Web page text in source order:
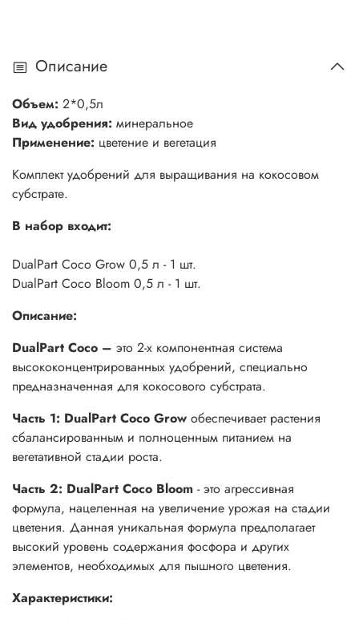
Описание
Объем: 2*0,5л
Вид удобрения: минеральное
Применение: цветение и вегетация
Комплект удобрений для выращивания на кокосовом
субстрате.
В набор входит:
DualPart Coco Grow 0,5 л - 1 шт.
DualPart Coco Bloom 0,5 л - 1 шт.
Описание:
DualPart Coco – это 2-х компонентная система
высококонцентрированных удобрений, специально
предназначенная для кокосового субстрата.
Часть 1: DualPart Coco Grow обеспечивает растения
сбалансированным и полноценным питанием на
вегетативной стадии роста.
Часть 2: DualPart Coco Bloom - это агрессивная
формула, нацеленная на увеличение урожая на стадии
цветения. Данная уникальная формула предполагает
высокий уровень содержания фосфора и других
элементов, необходимых для пышного цветения.
Характеристики: